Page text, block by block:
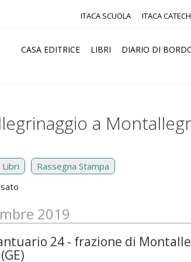
ITACA SCUOLA ITACA
CASA EDITRICE LIBRI DIARIO DI
a
Libri
Rassegna Stampa
2019
24 - frazione di